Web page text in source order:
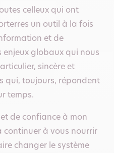
celleux qui ont
un outil à la fois
et de
globaux qui nous
sincère et
qui, toujours, répondent
temps.
de confiance à mon
continuer à vous nourrir
changer le système